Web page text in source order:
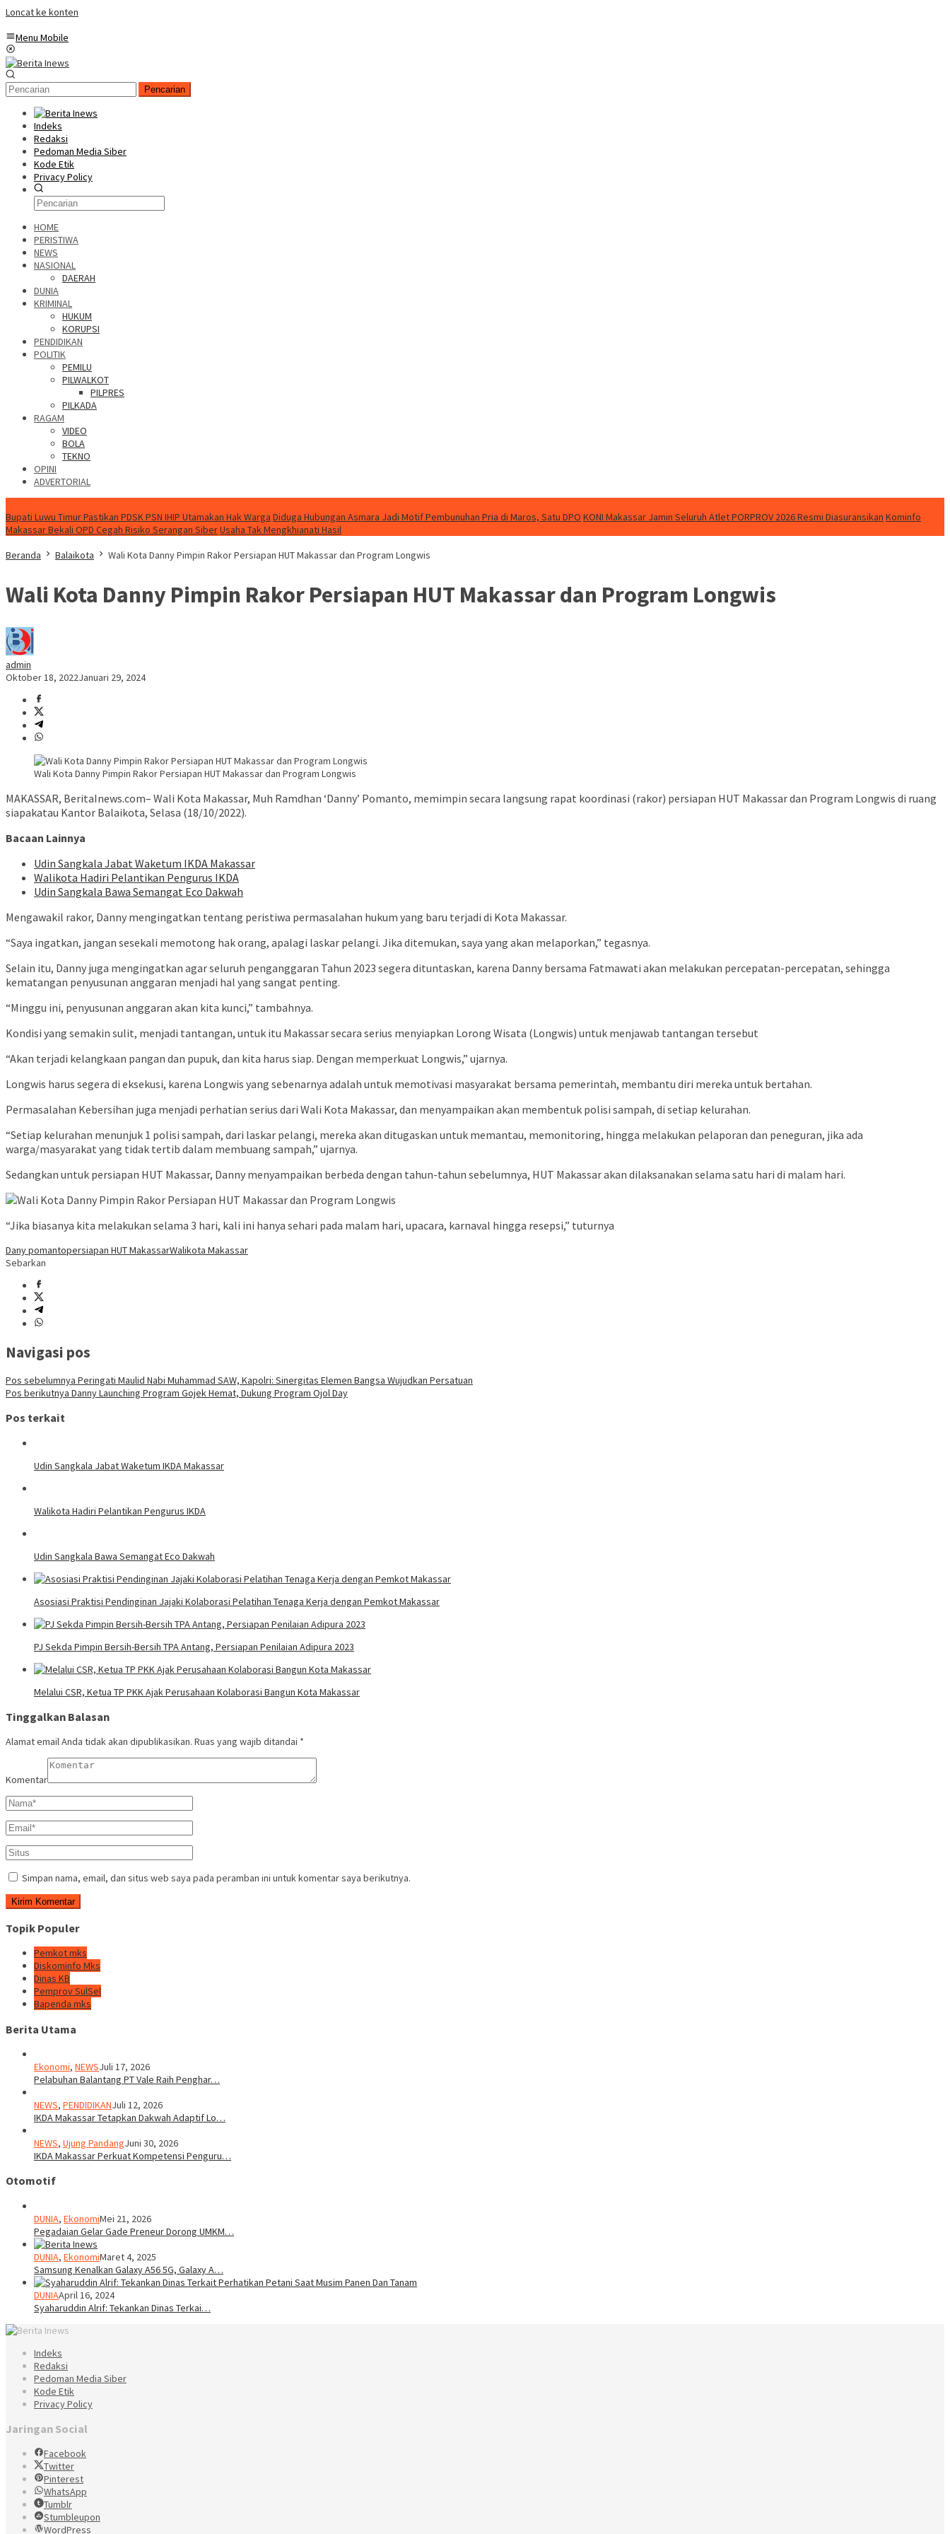
Loncat ke konten
Menu Mobile
Pencarian
Indeks
Redaksi
Pedoman Media Siber
Kode Etik
Privacy Policy
HOME
PERISTIWA
NEWS
NASIONAL
DAERAH
DUNIA
KRIMINAL
HUKUM
KORUPSI
PENDIDIKAN
POLITIK
PEMILU
PILWALKOT
PILPRES
PILKADA
RAGAM
VIDEO
BOLA
TEKNO
OPINI
ADVERTORIAL
Bupati Luwu Timur Pastikan PDSK PSN IHIP Utamakan Hak Warga Diduga Hubungan Asmara Jadi Motif Pembunuhan Pria di Maros, Satu DPO KONI Makassar Jamin Seluruh Atlet PORPROV 2026 Resmi Diasuransikan Kominfo
Makassar Bekali OPD Cegah Risiko Serangan SiberUsaha Tak Mengkhianati Hasil
Beranda
Balaikota Wali Kota Danny Pimpin Rakor Persiapan HUT Makassar dan Program Longwis
Wali Kota Danny Pimpin Rakor Persiapan HUT Makassar dan Program Longwis
admin
Oktober 18, 2022Januari 29, 2024
Wali Kota Danny Pimpin Rakor Persiapan HUT Makassar dan Program Longwis
MAKASSAR, BeritaInews.com– Wali Kota Makassar, Muh Ramdhan ‘Danny’ Pomanto, memimpin secara langsung rapat koordinasi (rakor) persiapan HUT Makassar dan Program Longwis di ruang
siapakatau Kantor Balaikota, Selasa (18/10/2022).
Bacaan Lainnya
Udin Sangkala Jabat Waketum IKDA Makassar
Walikota Hadiri Pelantikan Pengurus IKDA
Udin Sangkala Bawa Semangat Eco Dakwah
Mengawakil rakor, Danny mengingatkan tentang peristiwa permasalahan hukum yang baru terjadi di Kota Makassar.
“Saya ingatkan, jangan sesekali memotong hak orang, apalagi laskar pelangi. Jika ditemukan, saya yang akan melaporkan,” tegasnya.
Selain itu, Danny juga mengingatkan agar seluruh penganggaran Tahun 2023 segera dituntaskan, karena Danny bersama Fatmawati akan melakukan percepatan-percepatan, sehingga
kematangan penyusunan anggaran menjadi hal yang sangat penting.
“Minggu ini, penyusunan anggaran akan kita kunci,” tambahnya.
Kondisi yang semakin sulit, menjadi tantangan, untuk itu Makassar secara serius menyiapkan Lorong Wisata (Longwis) untuk menjawab tantangan tersebut
“Akan terjadi kelangkaan pangan dan pupuk, dan kita harus siap. Dengan memperkuat Longwis,” ujarnya.
Longwis harus segera di eksekusi, karena Longwis yang sebenarnya adalah untuk memotivasi masyarakat bersama pemerintah, membantu diri mereka untuk bertahan.
Permasalahan Kebersihan juga menjadi perhatian serius dari Wali Kota Makassar, dan menyampaikan akan membentuk polisi sampah, di setiap kelurahan.
“Setiap kelurahan menunjuk 1 polisi sampah, dari laskar pelangi, mereka akan ditugaskan untuk memantau, memonitoring, hingga melakukan pelaporan dan peneguran, jika ada
warga/masyarakat yang tidak tertib dalam membuang sampah,” ujarnya.
Sedangkan untuk persiapan HUT Makassar, Danny menyampaikan berbeda dengan tahun-tahun sebelumnya, HUT Makassar akan dilaksanakan selama satu hari di malam hari.
“Jika biasanya kita melakukan selama 3 hari, kali ini hanya sehari pada malam hari, upacara, karnaval hingga resepsi,” tuturnya
Dany pomantopersiapan HUT MakassarWalikota Makassar
Sebarkan
Navigasi pos
Pos sebelumnya Peringati Maulid Nabi Muhammad SAW, Kapolri: Sinergitas Elemen Bangsa Wujudkan Persatuan
Pos berikutnya Danny Launching Program Gojek Hemat, Dukung Program Ojol Day
Pos terkait
Udin Sangkala Jabat Waketum IKDA Makassar
Walikota Hadiri Pelantikan Pengurus IKDA
Udin Sangkala Bawa Semangat Eco Dakwah
Asosiasi Praktisi Pendinginan Jajaki Kolaborasi Pelatihan Tenaga Kerja dengan Pemkot Makassar
PJ Sekda Pimpin Bersih-Bersih TPA Antang, Persiapan Penilaian Adipura 2023
Melalui CSR, Ketua TP PKK Ajak Perusahaan Kolaborasi Bangun Kota Makassar
Tinggalkan Balasan
Alamat email Anda tidak akan dipublikasikan. Ruas yang wajib ditandai *
Komentar
Simpan nama, email, dan situs web saya pada peramban ini untuk komentar saya berikutnya.
Topik Populer
Pemkot mks
Diskominfo Mks
Dinas KB
Pemprov SulSel
Bapenda mks
Berita Utama
Ekonomi, NEWSJuli 17, 2026
Pelabuhan Balantang PT Vale Raih Penghar…
NEWS, PENDIDIKANJuli 12, 2026
IKDA Makassar Tetapkan Dakwah Adaptif Lo…
NEWS, Ujung PandangJuni 30, 2026
IKDA Makassar Perkuat Kompetensi Penguru…
Otomotif
DUNIA, EkonomiMei 21, 2026
Pegadaian Gelar Gade Preneur Dorong UMKM…
DUNIA, EkonomiMaret 4, 2025
Samsung Kenalkan Galaxy A56 5G, Galaxy A…
DUNIAApril 16, 2024
Syaharuddin Alrif: Tekankan Dinas Terkai…
Indeks
Redaksi
Pedoman Media Siber
Kode Etik
Privacy Policy
Jaringan Social
Facebook
Twitter
Pinterest
WhatsApp
Tumblr
Stumbleupon
WordPress